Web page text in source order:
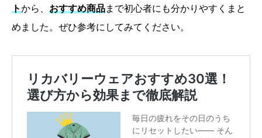
トから、 おすすめ商品まで初心者にも分かりやすくまと
めました。ぜひ参考にしてみてください。